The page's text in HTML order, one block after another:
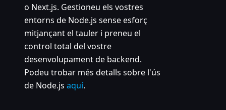
o Next.js. Gestioneu els vostres
entorns de Node.js sense esforç
mitjançant el tauler i preneu el
control total del vostre
desenvolupament de backend.
Podeu trobar més detalls sobre l'ús
de Node.js aquí.